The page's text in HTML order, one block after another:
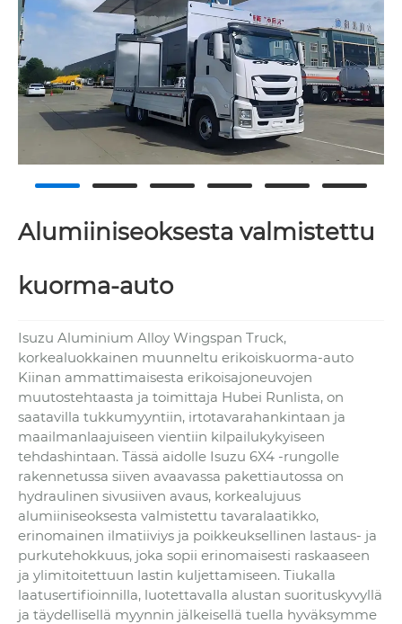
Alumiiniseoksesta valmistettu
kuorma-auto
Isuzu Aluminium Alloy Wingspan Truck,
korkealuokkainen muunneltu erikoiskuorma-auto
Kiinan ammattimaisesta erikoisajoneuvojen
muutostehtaasta ja toimittaja Hubei Runlista, on
saatavilla tukkumyyntiin, irtotavarahankintaan ja
maailmanlaajuiseen vientiin kilpailukykyiseen
tehdashintaan. Tässä aidolle Isuzu 6X4 -rungolle
rakennetussa siiven avaavassa pakettiautossa on
hydraulinen sivusiiven avaus, korkealujuus
alumiiniseoksesta valmistettu tavaralaatikko,
erinomainen ilmatiiviys ja poikkeuksellinen lastaus- ja
purkutehokkuus, joka sopii erinomaisesti raskaaseen
ja ylimitoitettuun lastin kuljettamiseen. Tiukalla
laatusertifioinnilla, luotettavalla alustan suorituskyvyllä
ja täydellisellä myynnin jälkeisellä tuella hyväksymme